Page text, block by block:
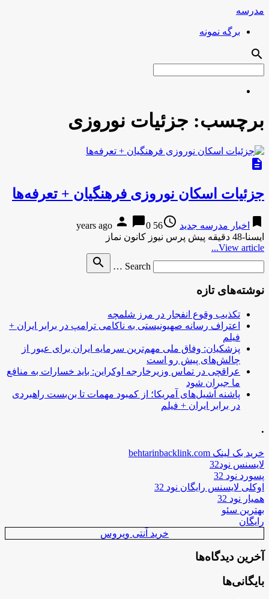
مدرسه
برگه نمونه
search
برچسب: جزئیات نوروزی
description
جزئیات اسکان نوروزی فرهنگیان + تعرفه‌ها
bookmark اخبار مدرسه جدید access_time
56 years ago
person chat_bubble0
ایسنا-48 دقیقه پیش پرس نیوز کانون نماز
View article...
Search …
search
نوشته‌های تازه
تکذیب وقوع انفجار در مرز شلمچه
اعتراف رسانه صهیونیستی به ناکامی ترامپ در برابر ایران +
فیلم
پزشکیان: وفاق ملی مهم‌ترین سرمایه ایران برای عبور از
چالش‌های پیش رو است
عراقچی در تماس وزیرخارجه اوکراین: باید خسارات به منافع
ما جبران شود
پاشنه آشیل‌های آمریکا؛ از کمبود مهمات تا بن‌بست راهبردی
در برابر ایران + فیلم
.
خرید بک لینک behtarinbacklink.com
لایسنس نود32
پسورد نود 32
اوکلی لایسنس رایگان نود 32
همیار نود 32
بهترین سئو
رایگان
خرید آنتی ویروس
آخرین دیدگاه‌ها
بایگانی‌ها